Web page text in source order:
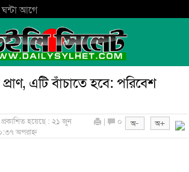
আগে
এটি বাঁচাতে হবে: পরিবেশ
প্রকাশিত হয়েছে : ২১ জুন
অপরাহ্ন
| ০